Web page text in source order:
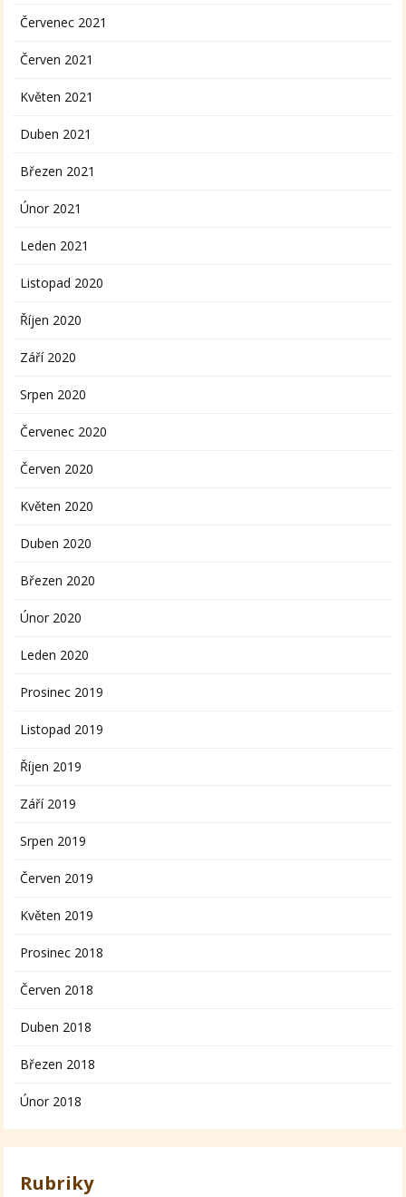
Červenec 2021
Červen 2021
Květen 2021
Duben 2021
Březen 2021
Únor 2021
Leden 2021
Listopad 2020
Říjen 2020
Září 2020
Srpen 2020
Červenec 2020
Červen 2020
Květen 2020
Duben 2020
Březen 2020
Únor 2020
Leden 2020
Prosinec 2019
Listopad 2019
Říjen 2019
Září 2019
Srpen 2019
Červen 2019
Květen 2019
Prosinec 2018
Červen 2018
Duben 2018
Březen 2018
Únor 2018
Rubriky